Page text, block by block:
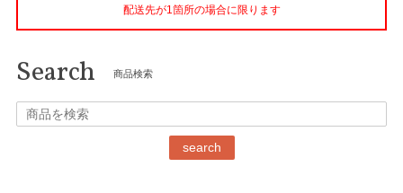
配送先が1箇所の場合に限ります
Search 商品検索
search